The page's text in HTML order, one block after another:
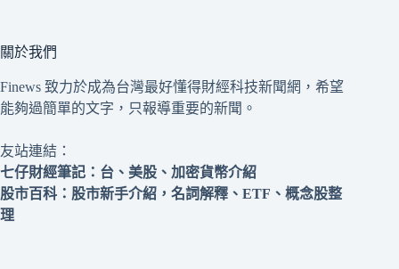
關於我們
Finews 致力於成為台灣最好懂得財經科技新聞網，希望
能夠過簡單的文字，只報導重要的新聞。
友站連結：
七仔財經筆記 ：台、美股、加密貨幣介紹
股市百科 ：股市新手介紹，名詞解釋、ETF、概念股整
理